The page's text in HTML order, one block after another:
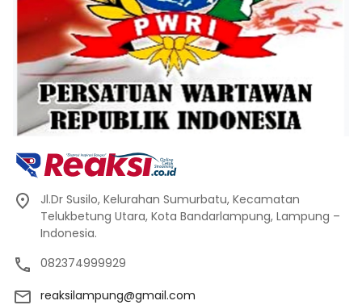
Jl.Dr Susilo, Kelurahan Sumurbatu, Kecamatan
Telukbetung Utara, Kota Bandarlampung, Lampung –
Indonesia.
082374999929
reaksilampung@gmail.com